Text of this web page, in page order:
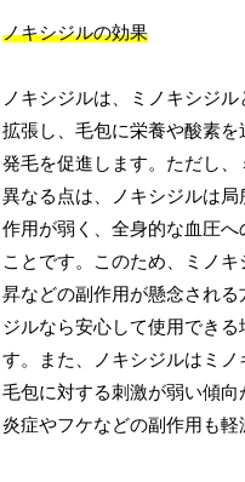
ノキシジルの効果
ノキシジルは、ミノキシジ
拡張し、毛包に栄養や酸素を
発毛を促進します。ただし、
異なる点は、ノキシジルは局
作用が弱く、全身的な血圧へ
ことです。このため、ミノ
昇などの副作用が懸念される
ジルなら安心して使用できる
す。また、ノキシジルはミノ
毛包に対する刺激が弱い傾向
炎症やフケなどの副作用も軽